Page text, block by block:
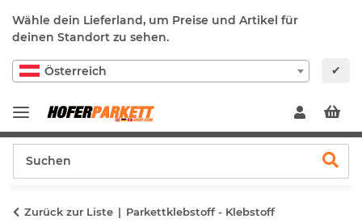
Wähle dein Lieferland, um Preise und Artikel für
deinen Standort zu sehen.
Österreich ✔
Zurück zur Liste Parkettklebstoff - Klebstoff